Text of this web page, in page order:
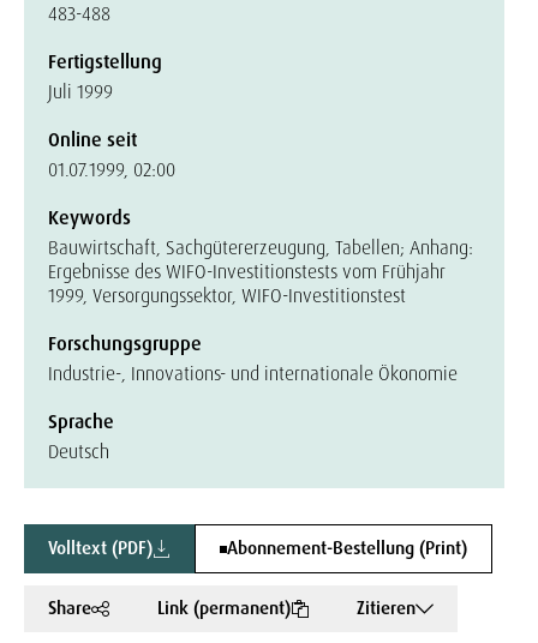
483-488
Fertigstellung
Juli 1999
Online seit
01.07.1999, 02:00
Keywords
Bauwirtschaft, Sachgütererzeugung, Tabellen; Anhang:
Ergebnisse des WIFO-Investitionstests vom Frühjahr
1999, Versorgungssektor, WIFO-Investitionstest
Forschungsgruppe
Industrie-, Innovations- und internationale Ökonomie
Sprache
Deutsch
Volltext (PDF) Abonnement-Bestellung (Print)
Share Link (permanent) Zitieren